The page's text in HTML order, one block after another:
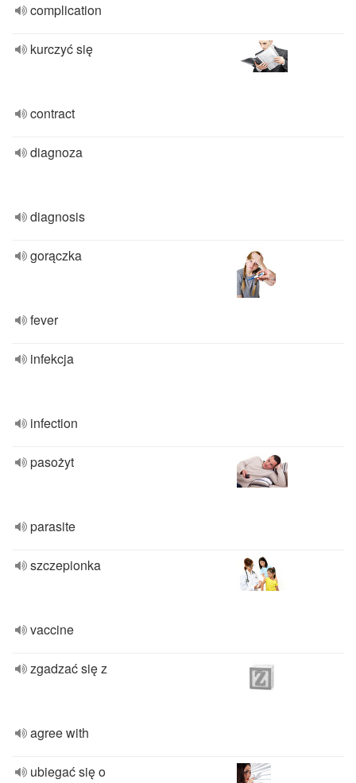
complication
kurczyć się
contract
diagnoza
diagnosis
gorączka
fever
infekcja
infection
pasożyt
parasite
szczepionka
vaccine
zgadzać się z
agree with
ubiegać się o